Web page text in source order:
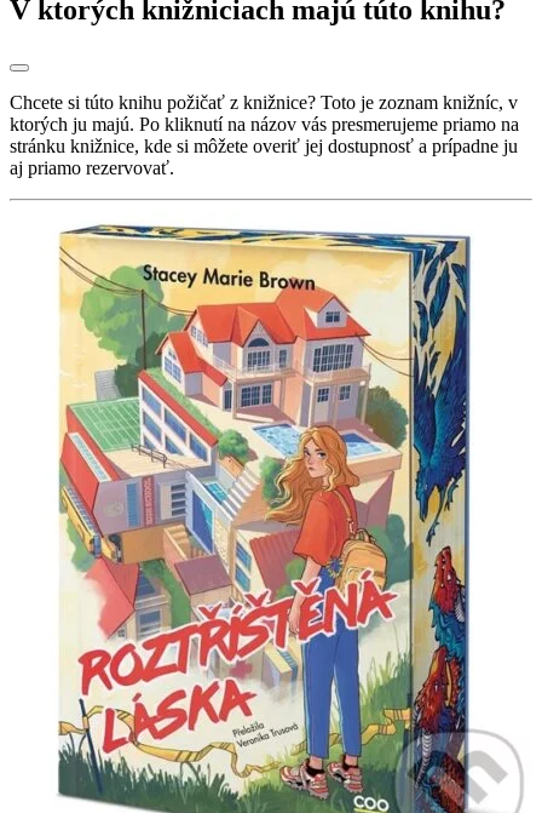
V ktorých knižniciach majú túto knihu?
Chcete si túto knihu požičať z knižnice? Toto je zoznam knižníc, v
ktorých ju majú. Po kliknutí na názov vás presmerujeme priamo na
stránku knižnice, kde si môžete overiť jej dostupnosť a prípadne ju
aj priamo rezervovať.